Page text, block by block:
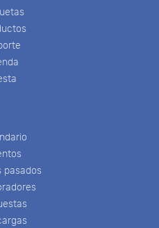
pasados